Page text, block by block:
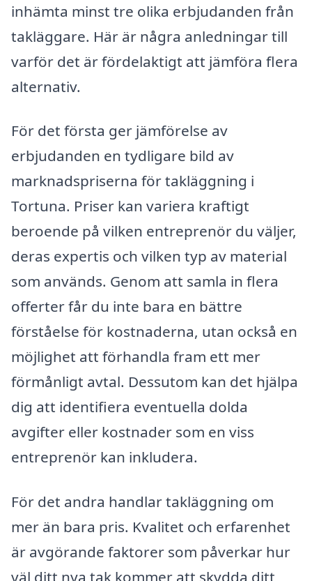
inhämta minst tre olika erbjudanden från
takläggare. Här är några anledningar till
varför det är fördelaktigt att jämföra flera
alternativ.
För det första ger jämförelse av
erbjudanden en tydligare bild av
marknadspriserna för takläggning i
Tortuna. Priser kan variera kraftigt
beroende på vilken entreprenör du väljer,
deras expertis och vilken typ av material
som används. Genom att samla in flera
offerter får du inte bara en bättre
förståelse för kostnaderna, utan också en
möjlighet att förhandla fram ett mer
förmånligt avtal. Dessutom kan det hjälpa
dig att identifiera eventuella dolda
avgifter eller kostnader som en viss
entreprenör kan inkludera.
För det andra handlar takläggning om
mer än bara pris. Kvalitet och erfarenhet
är avgörande faktorer som påverkar hur
väl ditt nya tak kommer att skydda ditt